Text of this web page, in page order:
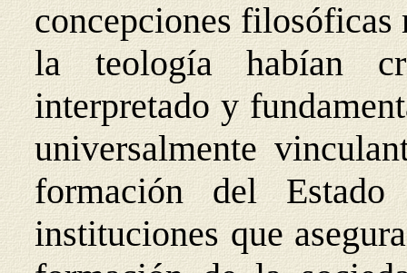
concepciones filosóficas
la teología habían
interpretado y
universalmente
formación del
instituciones que